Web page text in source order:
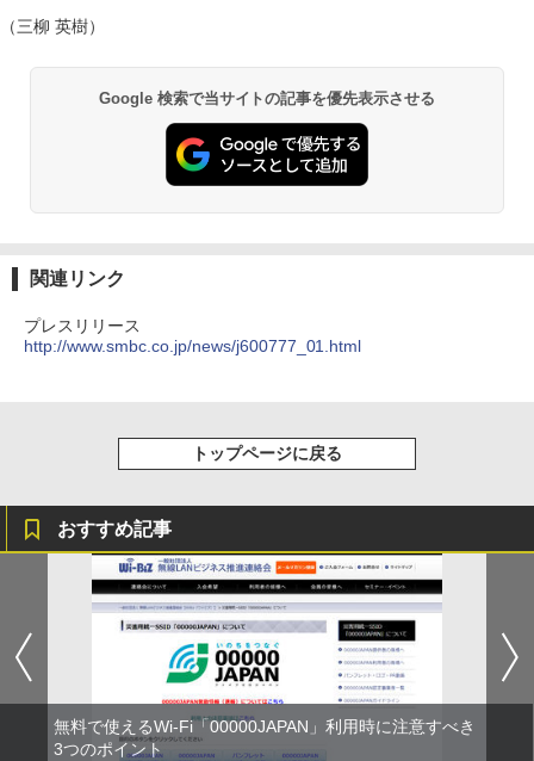
（三柳 英樹）
Google 検索で当サイトの記事を優先表示させる
関連リンク
プレスリリース
http://www.smbc.co.jp/news/j600777_01.html
トップページに戻る
おすすめ記事
無料で使えるWi-Fi「00000JAPAN」利用時に注意すべき
3つのポイント